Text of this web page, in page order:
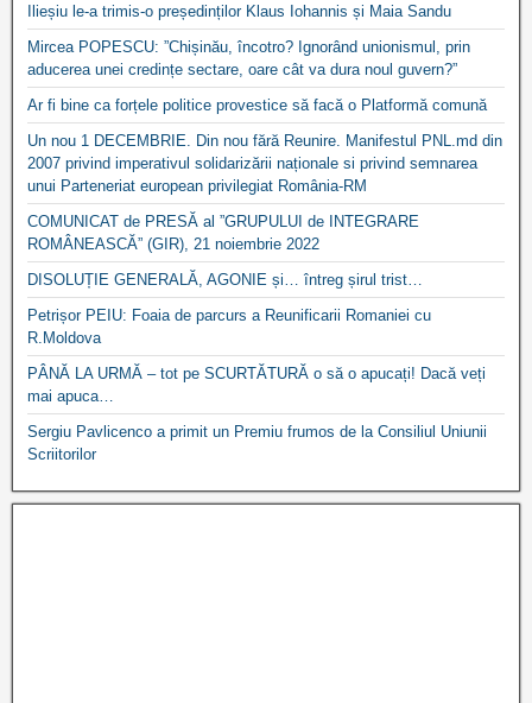
Ilieșiu le-a trimis-o președinților Klaus Iohannis și Maia Sandu
Mircea POPESCU: ”Chișinău, încotro? Ignorând unionismul, prin
aducerea unei credințe sectare, oare cât va dura noul guvern?”
Ar fi bine ca forțele politice provestice să facă o Platformă comună
Un nou 1 DECEMBRIE. Din nou fără Reunire. Manifestul PNL.md din
2007 privind imperativul solidarizării naționale si privind semnarea
unui Parteneriat european privilegiat România-RM
COMUNICAT de PRESĂ al ”GRUPULUI de INTEGRARE
ROMÂNEASCĂ” (GIR), 21 noiembrie 2022
DISOLUȚIE GENERALĂ, AGONIE și… întreg șirul trist…
Petrișor PEIU: Foaia de parcurs a Reunificarii Romaniei cu
R.Moldova
PÂNĂ LA URMĂ – tot pe SCURTĂTURĂ o să o apucați! Dacă veți
mai apuca…
Sergiu Pavlicenco a primit un Premiu frumos de la Consiliul Uniunii
Scriitorilor